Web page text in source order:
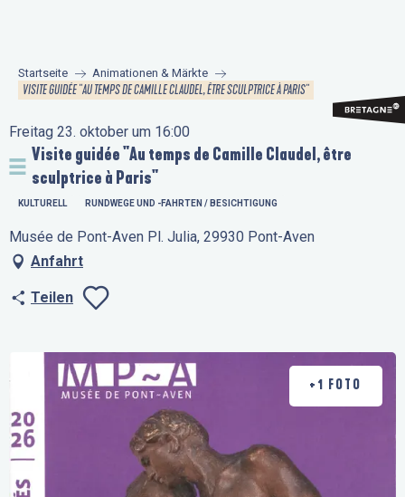
principal
Startseite Animationen & Märkte
VISITE GUIDÉE "AU TEMPS DE CAMILLE CLAUDEL, ÊTRE SCULPTRICE À PARIS"
Freitag 23. oktober um 16:00
Visite guidée "Au temps de Camille Claudel, être
sculptrice à Paris"
KULTURELL RUNDWEGE UND -FAHRTEN / BESICHTIGUNG
Musée de Pont-Aven Pl. Julia, 29930 Pont-Aven
Anfahrt
Teilen
+1 FOTO